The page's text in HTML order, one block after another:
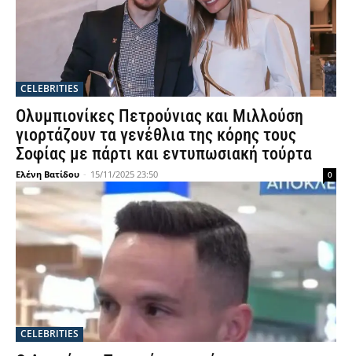
CELEBRITIES
Ολυμπιονίκες Πετρούνιας και Μιλλούση
γιορτάζουν τα γενέθλια της κόρης τους
Σοφίας με πάρτι και εντυπωσιακή τούρτα
Ελένη Βατίδου - 15/11/2025 23:50 0
CELEBRITIES